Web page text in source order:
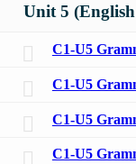
Unit 5
C1-U5
C1-U5
C1-U5
C1-U5